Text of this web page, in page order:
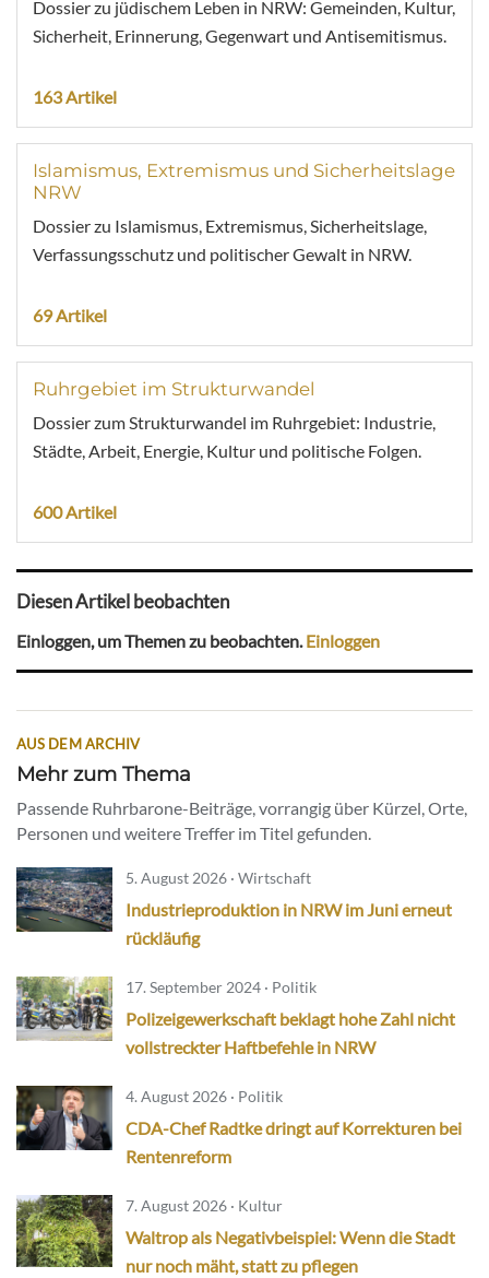
Dossier zu jüdischem Leben in NRW: Gemeinden, Kultur,
Sicherheit, Erinnerung, Gegenwart und Antisemitismus.
163 Artikel
Islamismus, Extremismus und Sicherheitslage
NRW
Dossier zu Islamismus, Extremismus, Sicherheitslage,
Verfassungsschutz und politischer Gewalt in NRW.
69 Artikel
Ruhrgebiet im Strukturwandel
Dossier zum Strukturwandel im Ruhrgebiet: Industrie,
Städte, Arbeit, Energie, Kultur und politische Folgen.
600 Artikel
Diesen Artikel beobachten
Einloggen, um Themen zu beobachten. Einloggen
AUS DEM ARCHIV
Mehr zum Thema
Passende Ruhrbarone-Beiträge, vorrangig über Kürzel, Orte,
Personen und weitere Treffer im Titel gefunden.
5. August 2026 · Wirtschaft
Industrieproduktion in NRW im Juni erneut
rückläufig
17. September 2024 · Politik
Polizeigewerkschaft beklagt hohe Zahl nicht
vollstreckter Haftbefehle in NRW
4. August 2026 · Politik
CDA-Chef Radtke dringt auf Korrekturen bei
Rentenreform
7. August 2026 · Kultur
Waltrop als Negativbeispiel: Wenn die Stadt
nur noch mäht, statt zu pflegen